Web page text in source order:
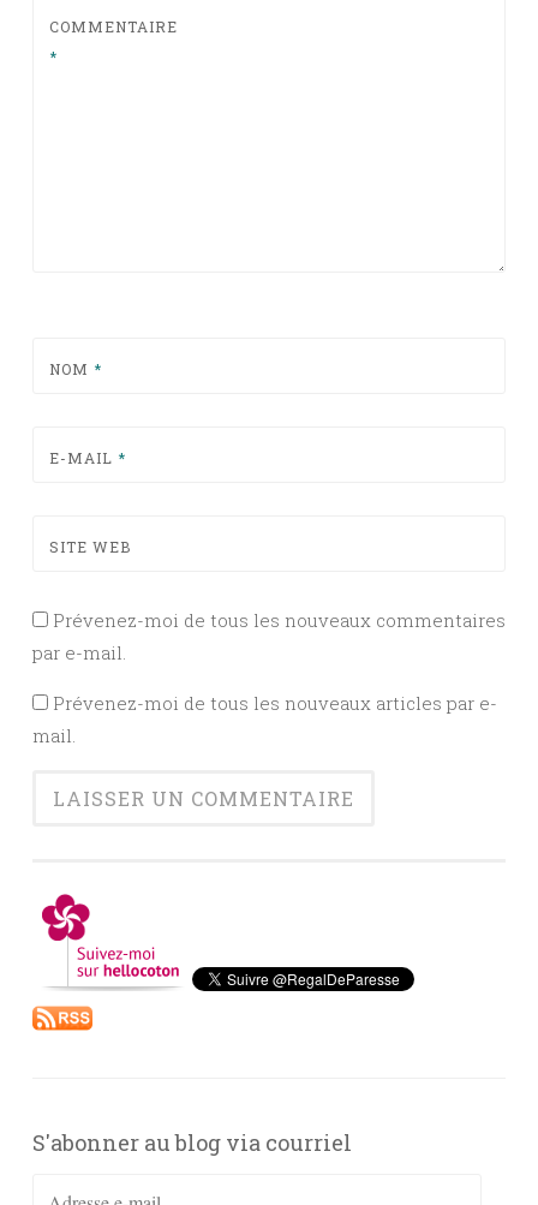
COMMENTAIRE
*
NOM *
E-MAIL *
SITE WEB
Prévenez-moi de tous les nouveaux commentaires
par e-mail.
Prévenez-moi de tous les nouveaux articles par e-
mail.
S'abonner au blog via courriel
Adresse